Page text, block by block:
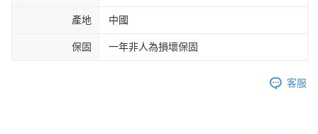
產地 中國
保固 一年非人為損壞保固
客服